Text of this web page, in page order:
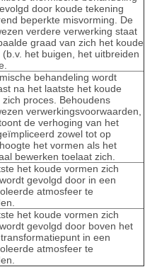
door koude tekening
beperkte misvorming. De
verdere verwerking staat
graad van zich het koude
het buigen, het uitbreiden
behandeling wordt
na het laatste het koude
zich proces. Behoudens
verwerkingsvoorwaarden,
de verhoging van het
zowel tot op
het vormen als het
bewerken toelaat zich.
het koude vormen zich
gevolgd door in een
atmosfeer te
het koude vormen zich
gevolgd door boven het
in een
atmosfeer te